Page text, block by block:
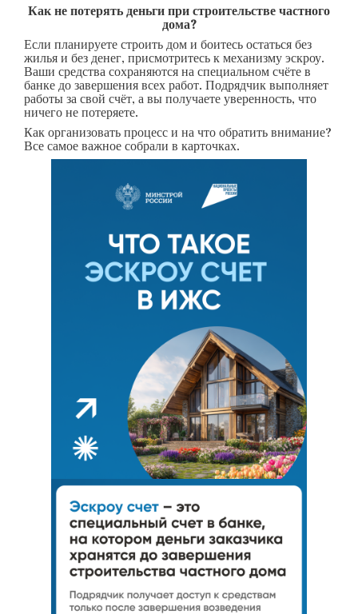
Как не потерять деньги при строительстве частного
дома?
Если планируете строить дом и боитесь остаться без
жилья и без денег, присмотритесь к механизму эскроу.
Ваши средства сохраняются на специальном счёте в
банке до завершения всех работ. Подрядчик выполняет
работы за свой счёт, а вы получаете уверенность, что
ничего не потеряете.
Как организовать процесс и на что обратить внимание?
Все самое важное собрали в карточках.